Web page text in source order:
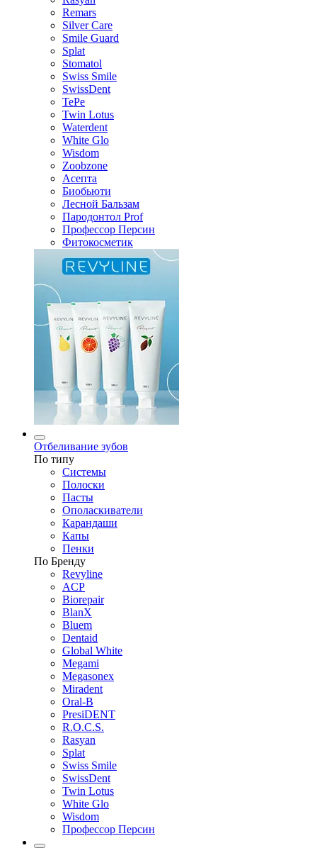
Remars
Silver Care
Smile Guard
Splat
Stomatol
Swiss Smile
SwissDent
TePe
Twin Lotus
Waterdent
White Glo
Wisdom
Zoobzone
Асепта
Биобьюти
Лесной Бальзам
Пародонтол Prof
Профессор Персин
Фитокосметик
Отбеливание зубов
По типу
Системы
Полоски
Пасты
Ополаскиватели
Карандаши
Капы
Пенки
По Бренду
Revyline
ACP
Biorepair
BlanX
Bluem
Dentaid
Global White
Megami
Megasonex
Miradent
Oral-B
PresiDENT
R.O.C.S.
Rasyan
Splat
Swiss Smile
SwissDent
Twin Lotus
White Glo
Wisdom
Профессор Персин